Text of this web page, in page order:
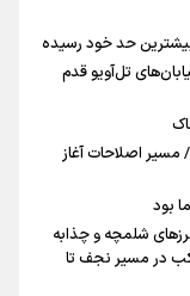
حد خود رسیده
خیابان‌های تل‌آویو قدم
اصلاحات آغاز
بود
و ۱۷۰ هزار تردد در مرزهای شلمچه و چذابه
هزار موکب در خوزستان و ۱۰۰ موکب در مسیر نجف تا